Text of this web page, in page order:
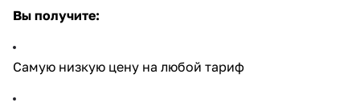
Вы получите:
Самую низкую цену на любой тариф